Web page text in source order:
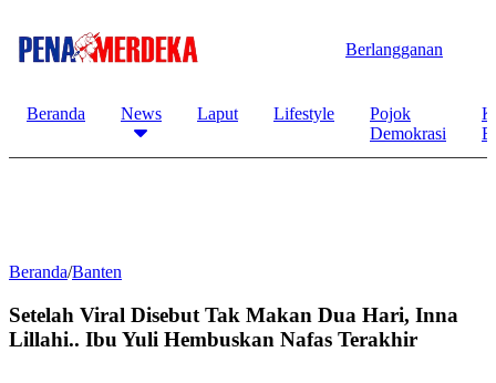
Berlangganan
Beranda News Laput Lifestyle
Pojok
Demokrasi
Beranda/Banten
Setelah Viral Disebut Tak Makan Dua Hari, Inna
Lillahi.. Ibu Yuli Hembuskan Nafas Terakhir